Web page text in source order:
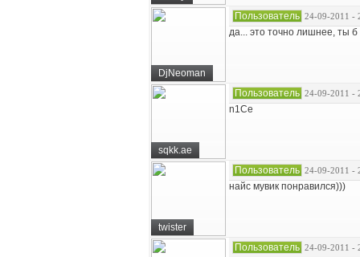
DjNeoman
Пользователь 24-09-2011 -
да... это точно лишнее, ты
sqkk.ae
Пользователь 24-09-2011 -
n1Ce
twister
Пользователь 24-09-2011 -
найс мувик понравился)))
Пользователь 24-09-2011 -